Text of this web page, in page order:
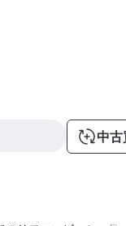
中古